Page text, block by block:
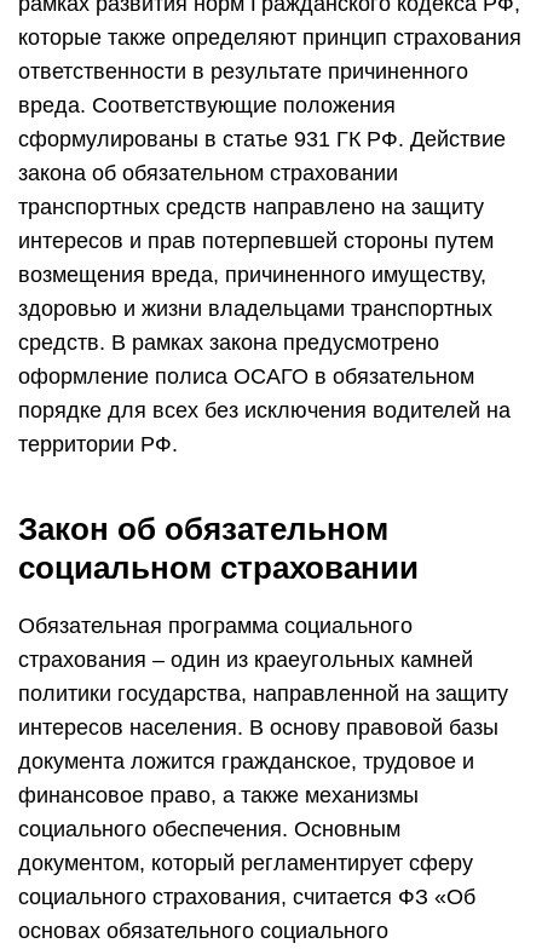
которые также определяют принцип страхования
ответственности в результате причиненного
вреда. Соответствующие положения
сформулированы в статье 931 ГК РФ. Действие
закона об обязательном страховании
транспортных средств направлено на защиту
интересов и прав потерпевшей стороны путем
возмещения вреда, причиненного имуществу,
здоровью и жизни владельцами транспортных
средств. В рамках закона предусмотрено
оформление полиса ОСАГО в обязательном
порядке для всех без исключения водителей на
территории РФ.
Закон об обязательном
социальном страховании
Обязательная программа социального
страхования – один из краеугольных камней
политики государства, направленной на защиту
интересов населения. В основу правовой базы
документа ложится гражданское, трудовое и
финансовое право, а также механизмы
социального обеспечения. Основным
документом, который регламентирует сферу
социального страхования, считается ФЗ «Об
основах обязательного социального